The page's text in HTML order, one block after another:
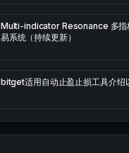
Multi-indicator Resonance 多指
易系统（持续更新）
bitget适用自动止盈止损工具介绍